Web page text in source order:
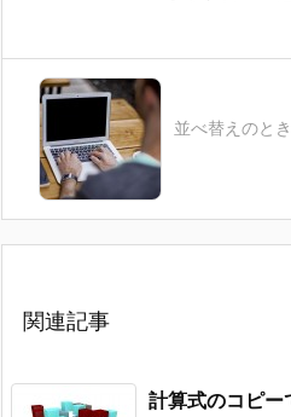
並べ替えのと
関連記事
計算式のコピ